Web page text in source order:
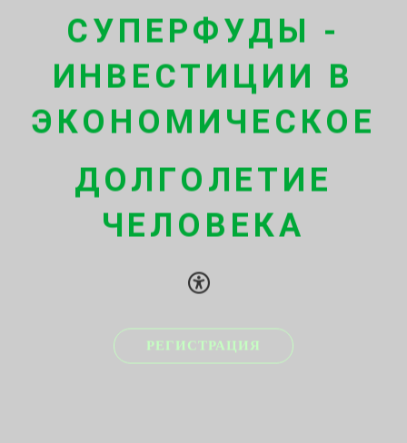
СУПЕРФУДЫ -
ИНВЕСТИЦИИ В
ЭКОНОМИЧЕСКОЕ
ДОЛГОЛЕТИЕ
ЧЕЛОВЕКА
РЕГИСТРАЦИЯ